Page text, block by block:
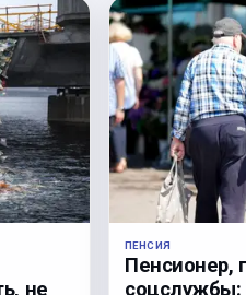
не
ПЕНСИЯ
Пенсионер,
соцслужбы: